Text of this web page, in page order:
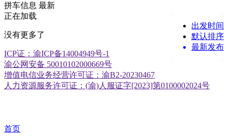
拼车信息 最新
出发时间
默认排序
最新发布
正在加载
没有更多了
ICP证：渝ICP备14004949号-1
渝公网安备 50010102000669号
增值电信业务经营许可证：渝B2-20230467
人力资源服务许可证：(渝)人服证字[2023]第0100002024号
首页